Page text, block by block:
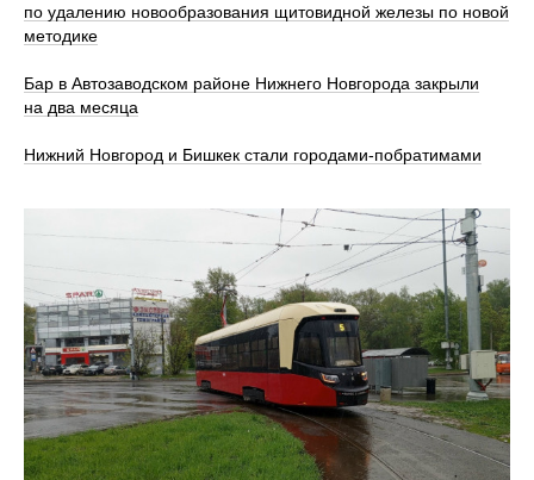
по удалению новообразования щитовидной железы по новой
методике
Бар в Автозаводском районе Нижнего Новгорода закрыли
на два месяца
Нижний Новгород и Бишкек стали городами-побратимами